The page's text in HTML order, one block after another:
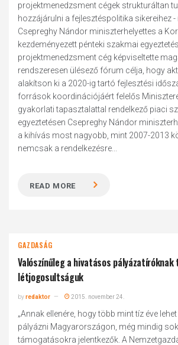
projektmenedzsment cégek strukturáltan
hozzájárulni a fejlesztéspolitika sikereihez -
Csepreghy Nándor miniszterhelyettes a
kezdeményezett pénteki szakmai
projektmenedzsment cég képviseltette
rendszeresen ülésező fórum célja, hogy
alakítson ki a 2020-ig tartó fejlesztési
források koordinációjáért felelős
gyakorlati tapasztalattal rendelkező piaci
egyeztetésen Csepreghy Nándor
a kihívás most nagyobb, mint 2007-2013
nemcsak a rendelkezésre...
READ MORE
GAZDASÁG
Valószínűleg a hivatásos pályázatíróknak
létjogosultságuk
byredaktor 2015. november 24.
„Annak ellenére, hogy több mint tíz éve
pályázni Magyarországon, még mindig
támogatásokra jelentkezők. A